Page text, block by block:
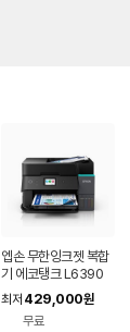
엡손 무한잉크젯 복합
기 에코탱크 L6390
와이파이
최저 429,000원
무료